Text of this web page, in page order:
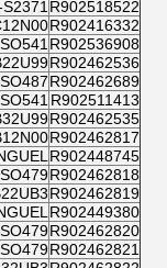
R902518522
R902416332
R902536908
R902462536
R902462689
R902511413
R902462535
R902462817
R902448745
R902462818
R902462819
R902449380
R902462820
R902462821